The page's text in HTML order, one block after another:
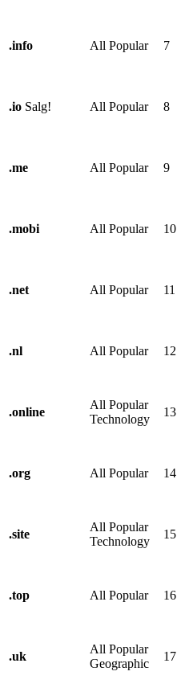
.info All Popular 7
.io Salg! All Popular 8
.me All Popular 9
.mobi All Popular 10
.net All Popular 11
.nl All Popular 12
.online
All Popular
Technology
13
.org All Popular 14
.site
All Popular
Technology
15
.top All Popular 16
.uk
All Popular
Geographic
17